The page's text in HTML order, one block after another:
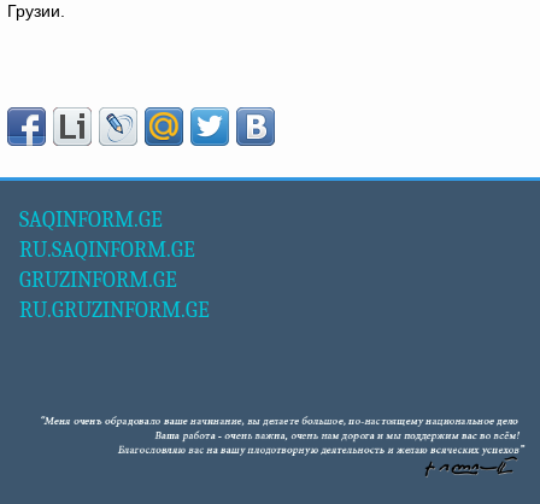
Грузии.
SAQINFORM.GE
RU.SAQINFORM.GE
GRUZINFORM.GE
RU.GRUZINFORM.GE